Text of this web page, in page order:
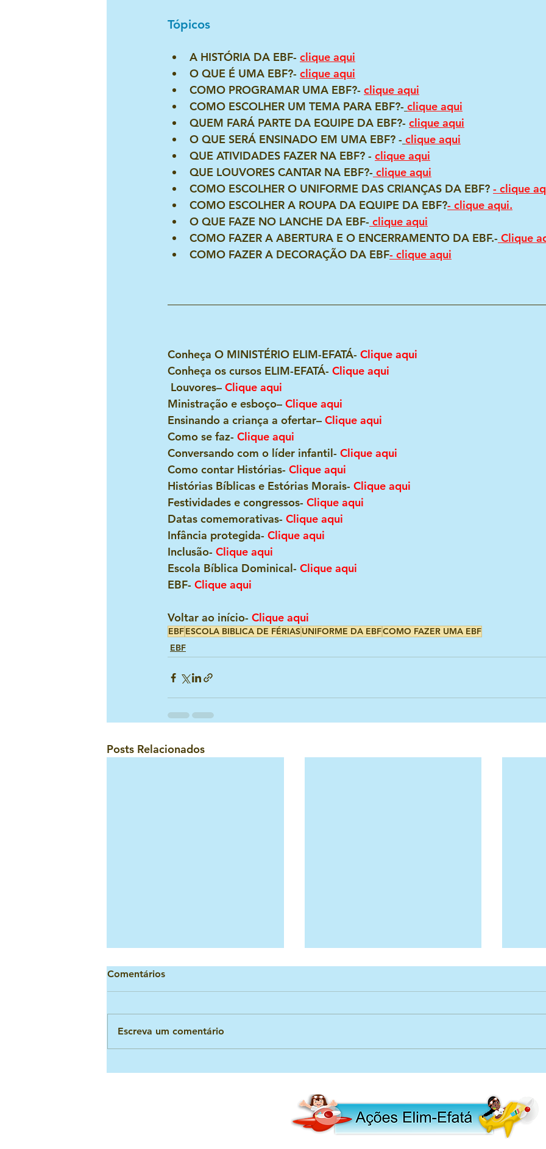
Tópicos
A HISTÓRIA DA EBF- clique aqui
O QUE É UMA EBF?- clique aqui
COMO PROGRAMAR UMA EBF?- clique aqui
COMO ESCOLHER UM TEMA PARA EBF?- clique aqui
QUEM FARÁ PARTE DA EQUIPE DA EBF?- clique aqui
O QUE SERÁ ENSINADO EM UMA EBF? - clique aqui
QUE ATIVIDADES FAZER NA EBF? - clique aqui
QUE LOUVORES CANTAR NA EBF?- clique aqui
COMO ESCOLHER O UNIFORME DAS CRIANÇAS DA EBF? - clique
COMO ESCOLHER A ROUPA DA EQUIPE DA EBF?- clique aqui.
O QUE FAZE NO LANCHE DA EBF- clique aqui
COMO FAZER A ABERTURA E O ENCERRAMENTO DA EBF.- Clique
COMO FAZER A DECORAÇÃO DA EBF- clique aqui
Conheça O MINISTÉRIO ELIM-EFATÁ- Clique aqui
Conheça os cursos ELIM-EFATÁ- Clique aqui
Louvores– Clique aqui
Ministração e esboço– Clique aqui
Ensinando a criança a ofertar– Clique aqui
Como se faz- Clique aqui
Conversando com o líder infantil- Clique aqui
Como contar Histórias- Clique aqui
Histórias Bíblicas e Estórias Morais- Clique aqui
Festividades e congressos- Clique aqui
Datas comemorativas- Clique aqui
Infância protegida- Clique aqui
Inclusão- Clique aqui
Escola Bíblica Dominical- Clique aqui
EBF- Clique aqui
Voltar ao início- Clique aqui
EBFESCOLA BIBLICA DE FÉRIASUNIFORME DA EBFCOMO FAZER UMA EBF
EBF
Posts Relacionados
Comentários
Escreva um comentário